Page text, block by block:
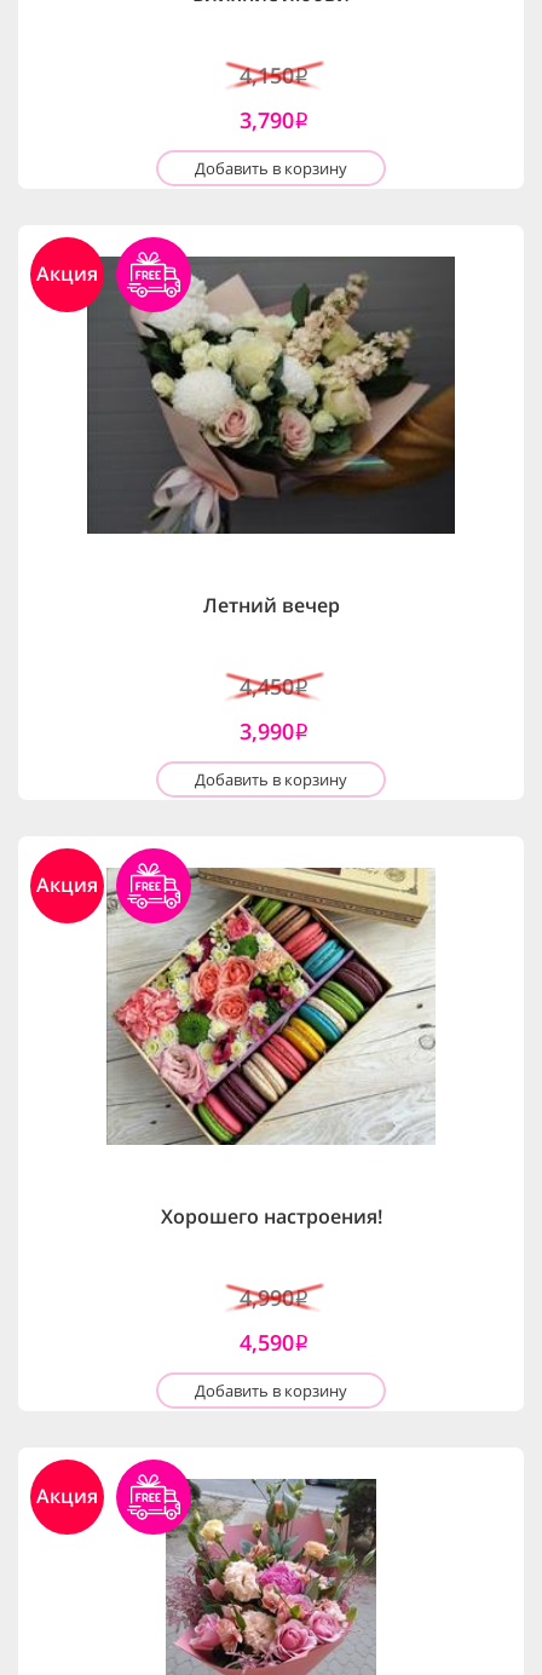
4,150i
3,790i
Добавить в корзину
Акция
Летний вечер
4,450i
3,990i
Добавить в корзину
Акция
Хорошего настроения!
4,990i
4,590i
Добавить в корзину
Акция